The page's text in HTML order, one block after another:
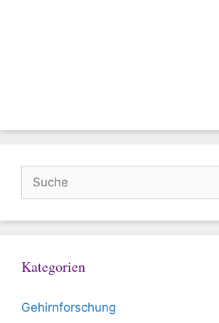
Suchen
Kategorien
Gehirnforschung